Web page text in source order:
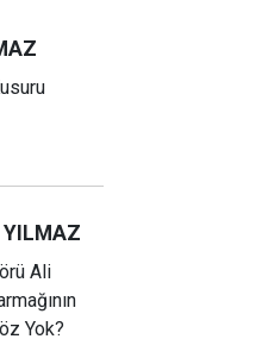
YILMAZ
Ali
Yok?